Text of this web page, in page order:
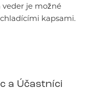
je možné
kapsami.
a Účastníci